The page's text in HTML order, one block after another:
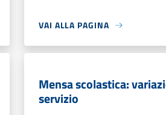
VAI ALLA PAGINA
Mensa scolastica:
servizio